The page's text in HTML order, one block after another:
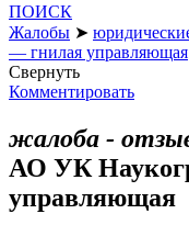
ПОИСК
Жалобы ➤
— гнилая управляющая
Свернуть
Комментировать
жалоба -
АО УК
управляющая